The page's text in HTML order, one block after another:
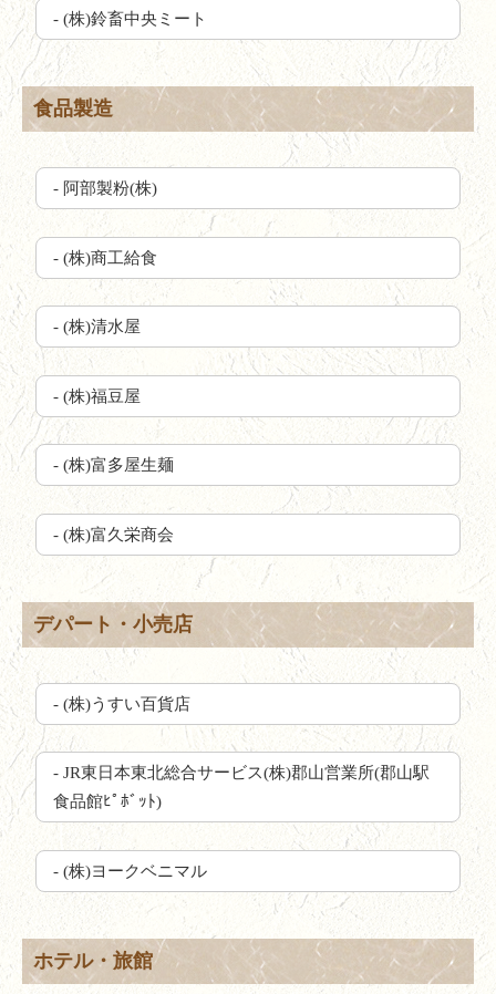
- (株)鈴畜中央ミート
食品製造
- 阿部製粉(株)
- (株)商工給食
- (株)清水屋
- (株)福豆屋
- (株)富多屋生麺
- (株)富久栄商会
デパート・小売店
- (株)うすい百貨店
- JR東日本東北総合サービス(株)郡山営業所(郡山駅
食品館ﾋﾟﾎﾞｯﾄ)
- (株)ヨークベニマル
ホテル・旅館